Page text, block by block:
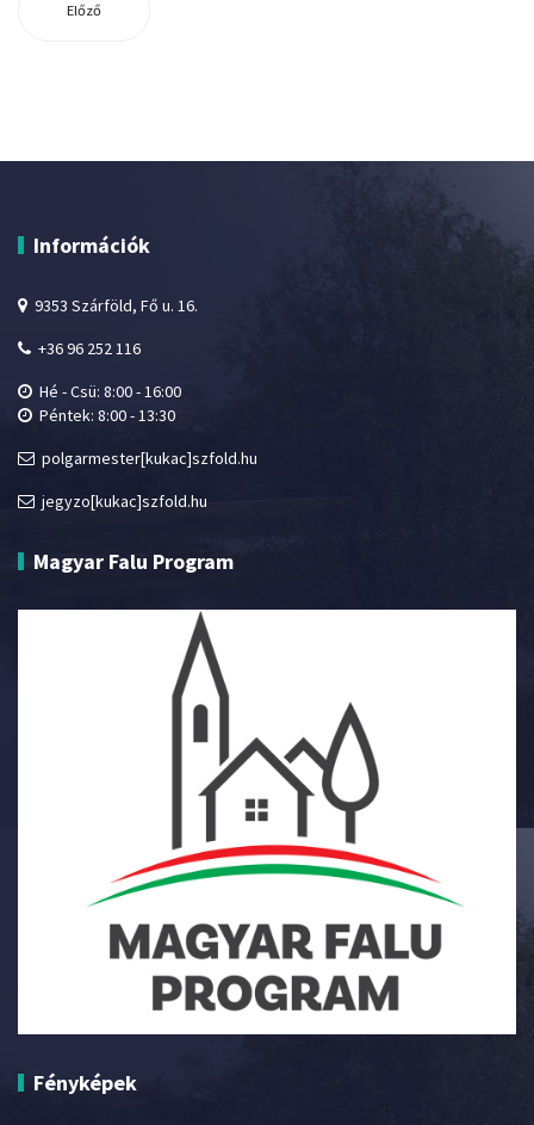
Előző
Információk
9353 Szárföld, Fő u. 16.
+36 96 252 116
Hé - Csü: 8:00 - 16:00
Péntek: 8:00 - 13:30
polgarmester[kukac]szfold.hu
jegyzo[kukac]szfold.hu
Magyar Falu Program
Fényképek